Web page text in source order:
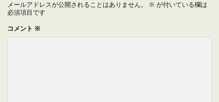
メールアドレスが公開されることはありません。 ※ が付いている欄は
必須項目です
コメント ※